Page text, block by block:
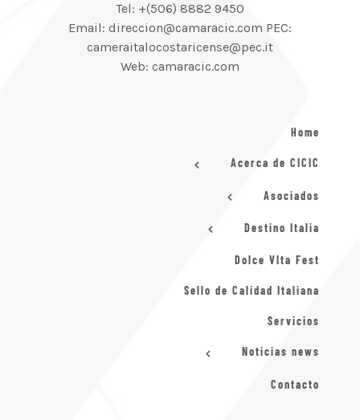
Tel: +(506) 8882 9450
Email: direccion@camaracic.com PEC:
cameraitalocostaricense@pec.it
Web: camaracic.com
Home
Acerca de CICIC
Asociados
Destino Italia
Dolce VIta Fest
Sello de Calidad Italiana
Servicios
Noticias news
Contacto